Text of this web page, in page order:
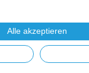
Alle akzeptieren